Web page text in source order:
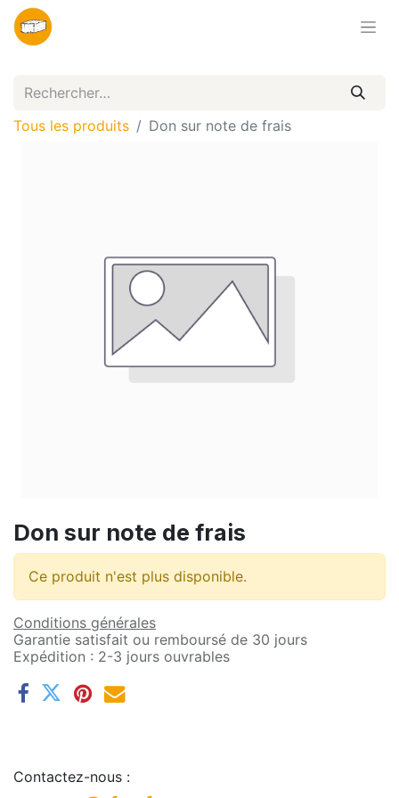
Tous les produits Don sur note de frais
Don sur note de frais
Ce produit n'est plus disponible.
Conditions générales
Garantie satisfait ou remboursé de 30 jours
Expédition : 2-3 jours ouvrables
Contactez-nous :